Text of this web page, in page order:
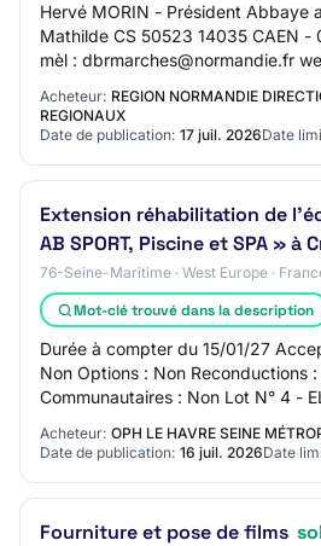
Hervé MORIN - Président Abbaye
Mathilde CS 50523 14035 CAEN -
mèl : dbrmarches@normandie.fr
Acheteur: REGION NORMANDIE
REGIONAUX
Date de publication: 17 juil. 2026Date
Extension réhabilitation de
AB SPORT, Piscine et SPA »
76-Seine-Maritime · West Europe ·
Mot-clé trouvé dans la description
Durée à compter du 15/01/27
Non Options : Non Reconductions
Communautaires : Non Lot N° 4 -
COURANTS FORTS ET FAIBLES
PHOTOVOLTAÏQU…
Acheteur: OPH LE HAVRE SEINE
Date de publication: 16 juil. 2026Date
Fourniture et pose de films